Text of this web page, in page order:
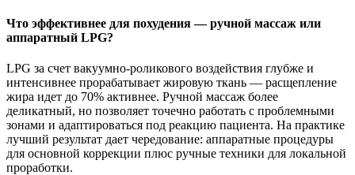
Что эффективнее для похудения — ручной массаж или
аппаратный LPG?
LPG за счет вакуумно-роликового воздействия глубже и
интенсивнее прорабатывает жировую ткань — расщепление
жира идет до 70% активнее. Ручной массаж более
деликатный, но позволяет точечно работать с проблемными
зонами и адаптироваться под реакцию пациента. На практике
лучший результат дает чередование: аппаратные процедуры
для основной коррекции плюс ручные техники для локальной
проработки.